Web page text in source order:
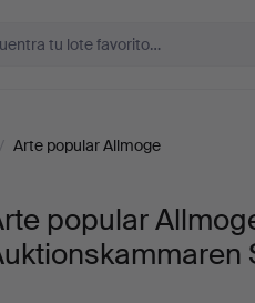
Arte popular Allmoge
popular